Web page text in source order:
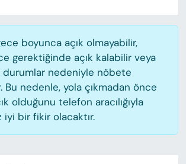
boyunca açık olmayabilir,
gerektiğinde açık kalabilir veya
nedeniyle nöbete
Bu nedenle, yola çıkmadan önce
olduğunu telefon aracılığıyla
bir fikir olacaktır.